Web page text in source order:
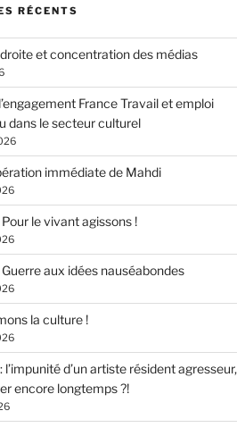
RÉCENTS
et concentration des médias
France Travail et emploi
dans le secteur culturel
immédiate de Mahdi
le vivant agissons !
aux idées nauséabondes
la culture !
l’impunité d’un artiste résident agresseur,
encore longtemps ?!